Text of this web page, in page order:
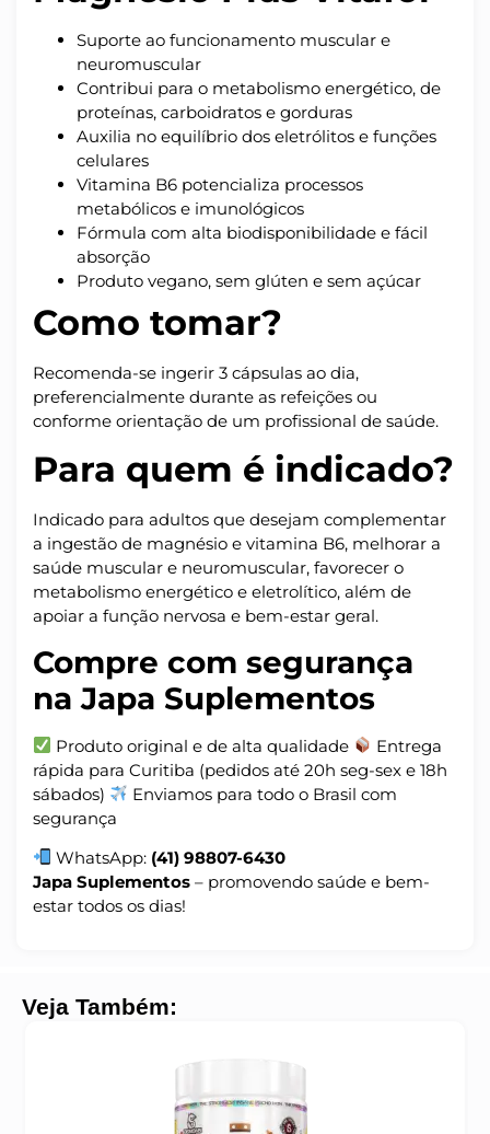
Suporte ao funcionamento muscular e
neuromuscular
Contribui para o metabolismo energético, de
proteínas, carboidratos e gorduras
Auxilia no equilíbrio dos eletrólitos e funções
celulares
Vitamina B6 potencializa processos
metabólicos e imunológicos
Fórmula com alta biodisponibilidade e fácil
absorção
Produto vegano, sem glúten e sem açúcar
Como tomar?
Recomenda-se ingerir 3 cápsulas ao dia,
preferencialmente durante as refeições ou
conforme orientação de um profissional de saúde.
Para quem é indicado?
Indicado para adultos que desejam complementar
a ingestão de magnésio e vitamina B6, melhorar a
saúde muscular e neuromuscular, favorecer o
metabolismo energético e eletrolítico, além de
apoiar a função nervosa e bem-estar geral.
Compre com segurança
na Japa Suplementos
Produto original e de alta qualidade
Entrega
rápida para Curitiba (pedidos até 20h seg-sex e 18h
sábados)
Enviamos para todo o Brasil com
segurança
WhatsApp: (41) 98807-6430
Japa Suplementos – promovendo saúde e bem-
estar todos os dias!
Veja Também: